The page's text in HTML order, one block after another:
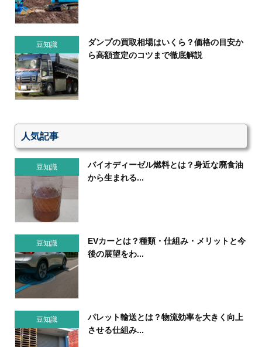
豆知識
ダンプの買取相場はいくら？価格の目安か
ら高額査定のコツまで徹底解説
人気記事
豆知識
バイオディーゼル燃料とは？身近な廃食油
から生まれる...
豆知識
EVカーとは？種類・仕組み・メリットと今
後の展望をわ...
豆知識
パレット輸送とは？物流効率を大きく向上
させる仕組み...